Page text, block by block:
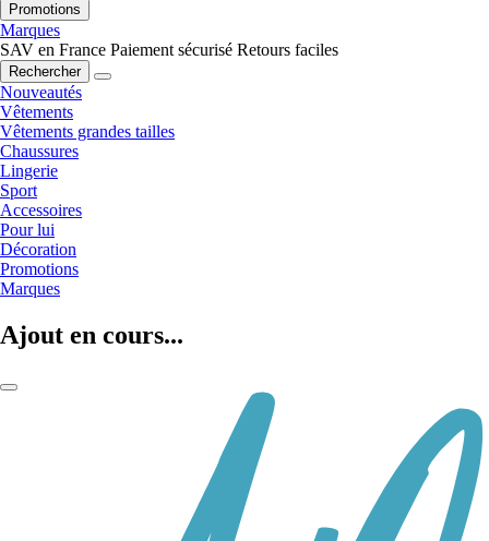
Promotions
Marques
SAV en France Paiement sécurisé Retours faciles
Rechercher
Nouveautés
Vêtements
Vêtements grandes tailles
Chaussures
Lingerie
Sport
Accessoires
Pour lui
Décoration
Promotions
Marques
Ajout en cours...